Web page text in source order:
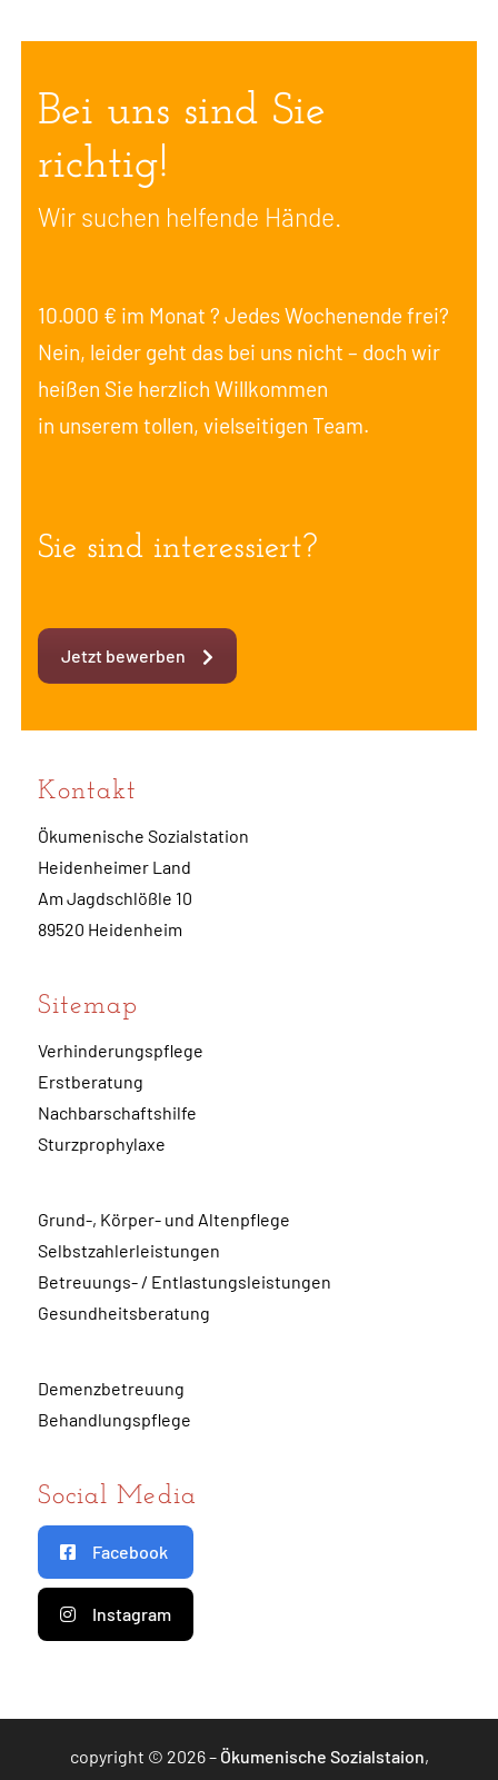
Bei uns sind Sie
richtig!
Wir suchen helfende Hände.
10.000 € im Monat ? Jedes Wochenende frei?
Nein, leider geht das bei uns nicht – doch wir
heißen Sie herzlich Willkommen
in unserem tollen, vielseitigen Team.
Sie sind interessiert?
Jetzt bewerben
Kontakt
Ökumenische Sozialstation
Heidenheimer Land
Am Jagdschlößle 10
89520 Heidenheim
Sitemap
Verhinderungspflege
Erstberatung
Nachbarschaftshilfe
Sturzprophylaxe
Grund-, Körper- und Altenpflege
Selbstzahlerleistungen
Betreuungs- / Entlastungsleistungen
Gesundheitsberatung
Demenzbetreuung
Behandlungspflege
Social Media
Facebook
Instagram
copyright © 2026 – Ökumenische Sozialstaion,